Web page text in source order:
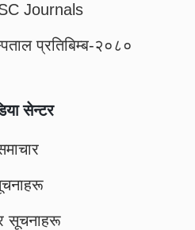
Journals
प्रतिबिम्ब-२०८०
सेन्टर
सूचनाहरू